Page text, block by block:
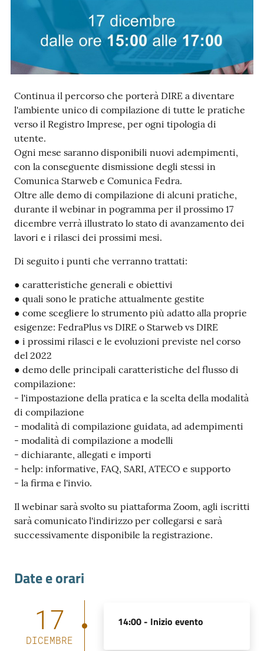
Seguici
su
Continua il percorso che porterà DIRE a diventare
l'ambiente unico di compilazione di tutte le pratiche
verso il Registro Imprese, per ogni tipologia di
utente.
Ogni mese saranno disponibili nuovi adempimenti,
con la conseguente dismissione degli stessi in
Comunica Starweb e Comunica Fedra.
Oltre alle demo di compilazione di alcuni pratiche,
durante il webinar in pogramma per il prossimo 17
dicembre verrà illustrato lo stato di avanzamento dei
lavori e i rilasci dei prossimi mesi.
Di seguito i punti che verranno trattati:
● caratteristiche generali e obiettivi
● quali sono le pratiche attualmente gestite
● come scegliere lo strumento più adatto alla proprie
esigenze: FedraPlus vs DIRE o Starweb vs DIRE
● i prossimi rilasci e le evoluzioni previste nel corso
del 2022
● demo delle principali caratteristiche del flusso di
compilazione:
- l'impostazione della pratica e la scelta della modalità
di compilazione
- modalità di compilazione guidata, ad adempimenti
- modalità di compilazione a modelli
- dichiarante, allegati e importi
- help: informative, FAQ, SARI, ATECO e supporto
- la firma e l'invio.
Il webinar sarà svolto su piattaforma Zoom, agli iscritti
sarà comunicato l'indirizzo per collegarsi e sarà
successivamente disponibile la registrazione.
Date e orari
17
DICEMBRE
14:00 - Inizio evento